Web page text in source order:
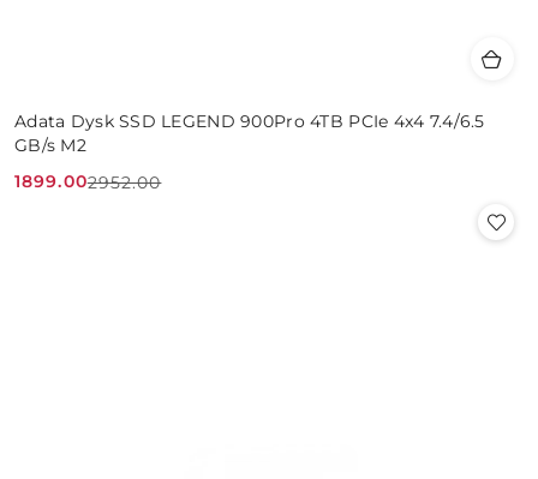
Adata Dysk SSD LEGEND 900Pro 4TB PCIe 4x4 7.4/6.5
GB/s M2
Cena
1899.00
Cena
2952.00